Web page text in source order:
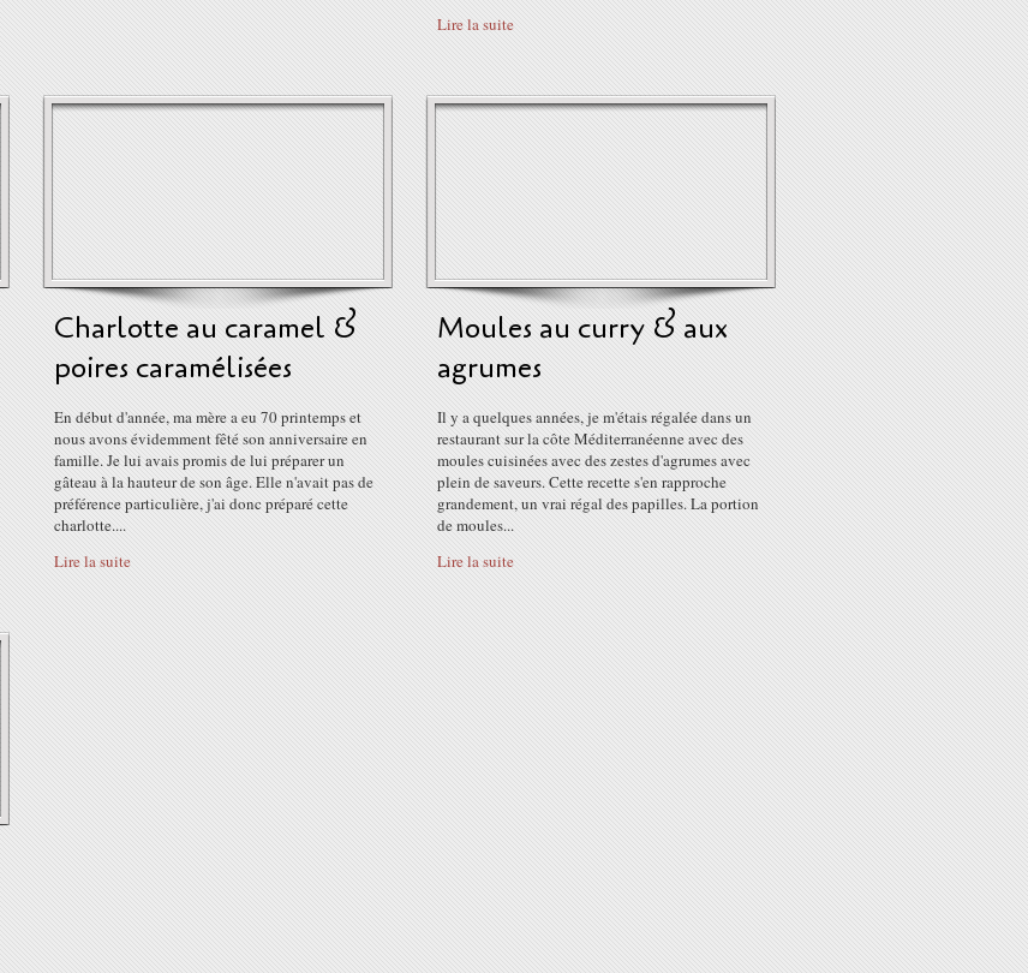
Lire la suite
Charlotte au caramel &
poires caramélisées
En début d'année, ma mère a eu 70 printemps et
nous avons évidemment fêté son anniversaire en
famille. Je lui avais promis de lui préparer un
gâteau à la hauteur de son âge. Elle n'avait pas de
préférence particulière, j'ai donc préparé cette
charlotte....
Lire la suite
Moules au curry & aux
agrumes
Il y a quelques années, je m'étais régalée dans un
restaurant sur la côte Méditerranéenne avec des
moules cuisinées avec des zestes d'agrumes avec
plein de saveurs. Cette recette s'en rapproche
grandement, un vrai régal des papilles. La portion
de moules...
Lire la suite